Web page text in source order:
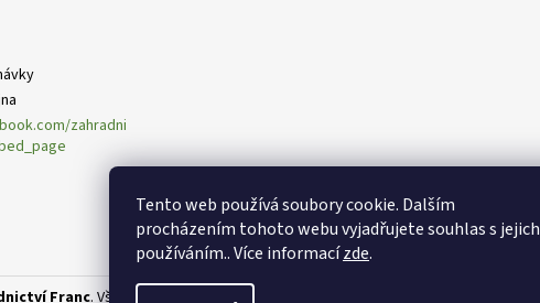
Tento web používá soubory cookie. Dalším
procházením tohoto webu vyjadřujete souhlas s jejich
používáním.. Více informacízde.
zahradni
Franc. Všechna práva vyhrazena.